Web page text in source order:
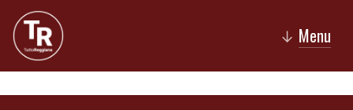
↓ Menu